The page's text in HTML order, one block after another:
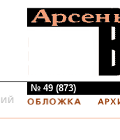
№ 49 (873)